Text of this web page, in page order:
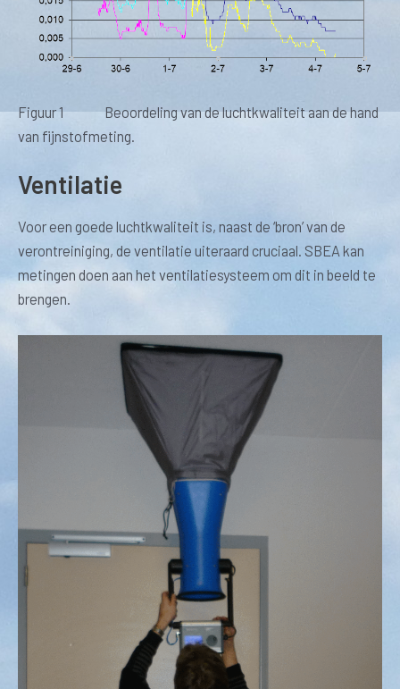
Figuur 1 Beoordeling van de luchtkwaliteit aan de hand
van fijnstofmeting.
Ventilatie
Voor een goede luchtkwaliteit is, naast de ‘bron’ van de
verontreiniging, de ventilatie uiteraard cruciaal. SBEA kan
metingen doen aan het ventilatiesysteem om dit in beeld te
brengen.